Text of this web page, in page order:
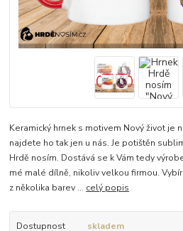
Keramický hrnek s motivem Nový život je
najdete ho tak jen u nás. Je potištěn
Hrdě nosím. Dostává se k Vám tedy
mé malé dílně, nikoliv velkou firmou.
z několika barev ... celý popis
Dostupnost
skladem